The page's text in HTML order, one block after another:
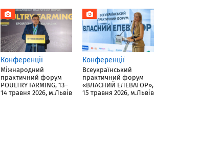
Конференції
Міжнародний
практичний форум
POULTRY FARMING, 13–
14 травня 2026, м.Львів
Конференції
Всеукраїнський
практичний форум
«ВЛАСНИЙ ЕЛЕВАТОР»,
15 травня 2026, м.Львів